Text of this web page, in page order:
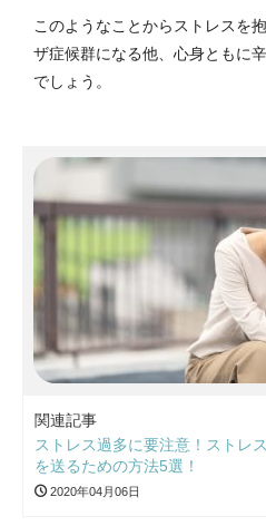
このようなことからストレスを
ザ症候群になる他、心身ともに
でしょう。
関連記事
ストレス過多に要注意！ストレ
を送るための方法5選！
2020年04月06日